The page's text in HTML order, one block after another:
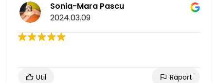
Sonia-Mara Pascu
2024.03.09
Util Raport